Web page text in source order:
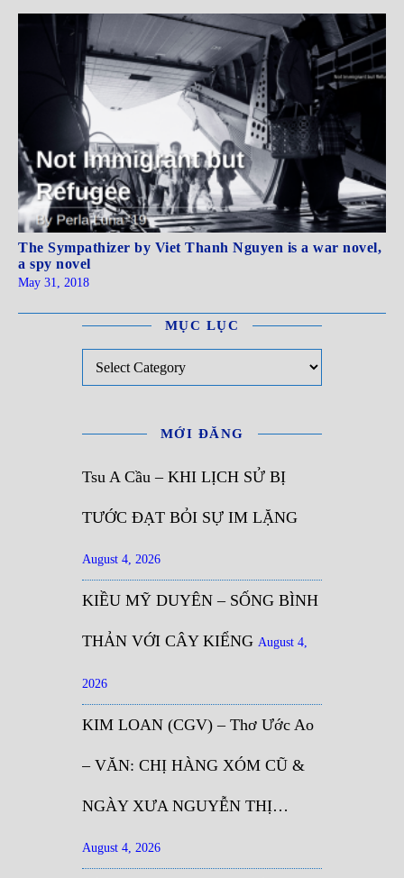
The Sympathizer by Viet Thanh Nguyen is a war novel,
a spy novel
May 31, 2018
MỤC LỤC
MỚI ĐĂNG
Tsu A Cầu – KHI LỊCH SỬ BỊ
TƯỚC ĐẠT BỎI SỰ IM LẶNG
August 4, 2026
KIỀU MỸ DUYÊN – SỐNG BÌNH
THẢN VỚI CÂY KIỂNG August 4,
2026
KIM LOAN (CGV) – Thơ Ước Ao
– VĂN: CHỊ HÀNG XÓM CŨ &
NGÀY XƯA NGUYỄN THỊ…
August 4, 2026